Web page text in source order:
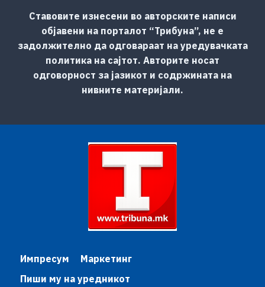
Ставовите изнесени во авторските написи
објавени на порталот “Трибуна”, не е
задолжително да одговараат на уредувачката
политика на сајтот. Авторите носат
одговорност за јазикот и содржината на
нивните материјали.
Импресум
Маркетинг
Пиши му на уредникот